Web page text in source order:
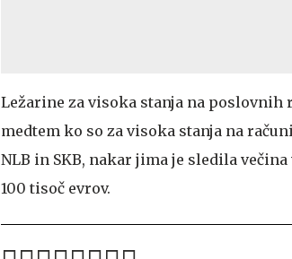
Ležarine za visoka stanja na poslovnih
medtem ko so za visoka stanja na
NLB in SKB, nakar jima je sledila
100 tisoč evrov.